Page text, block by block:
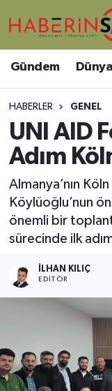
Gündem Dünya
HABERLER GENEL
UNI AID
Adım
Almanya’nın
Köylüoğlu’nun
önemli bir
sürecinde ilk
İLHAN KILIÇ
EDITÖR
Asayiş
Bilim ve
Çevre
DIŞ HABER
Dünya
Eğitim
Ekonomi
Haberde
Nöbetçi
Hava Durumu
Trafik Durumu
Süper Lig
Tüm
Son Dakika
Haber Arşivi